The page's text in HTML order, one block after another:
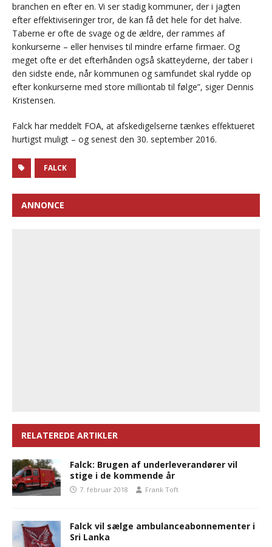
branchen en efter en. Vi ser stadig kommuner, der i jagten
efter effektiviseringer tror, de kan få det hele for det halve.
Taberne er ofte de svage og de ældre, der rammes af
konkurserne – eller henvises til mindre erfarne firmaer. Og
meget ofte er det efterhånden også skatteyderne, der taber i
den sidste ende, når kommunen og samfundet skal rydde op
efter konkurserne med store milliontab til følge”, siger Dennis
Kristensen.
Falck har meddelt FOA, at afskedigelserne tænkes effektueret
hurtigst muligt – og senest den 30. september 2016.
FALCK
ANNONCE
RELATEREDE ARTIKLER
Falck: Brugen af underleverandører vil
stige i de kommende år
7. februar 2018 Frank Toft
Falck vil sælge ambulanceabonnementer i
Sri Lanka